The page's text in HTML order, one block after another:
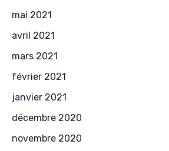
mai 2021
avril 2021
mars 2021
février 2021
janvier 2021
décembre 2020
novembre 2020